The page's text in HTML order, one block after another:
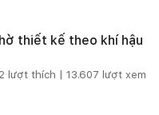
thiết kế theo khí hậu
2 lượt thích | 13.607 lượt xem